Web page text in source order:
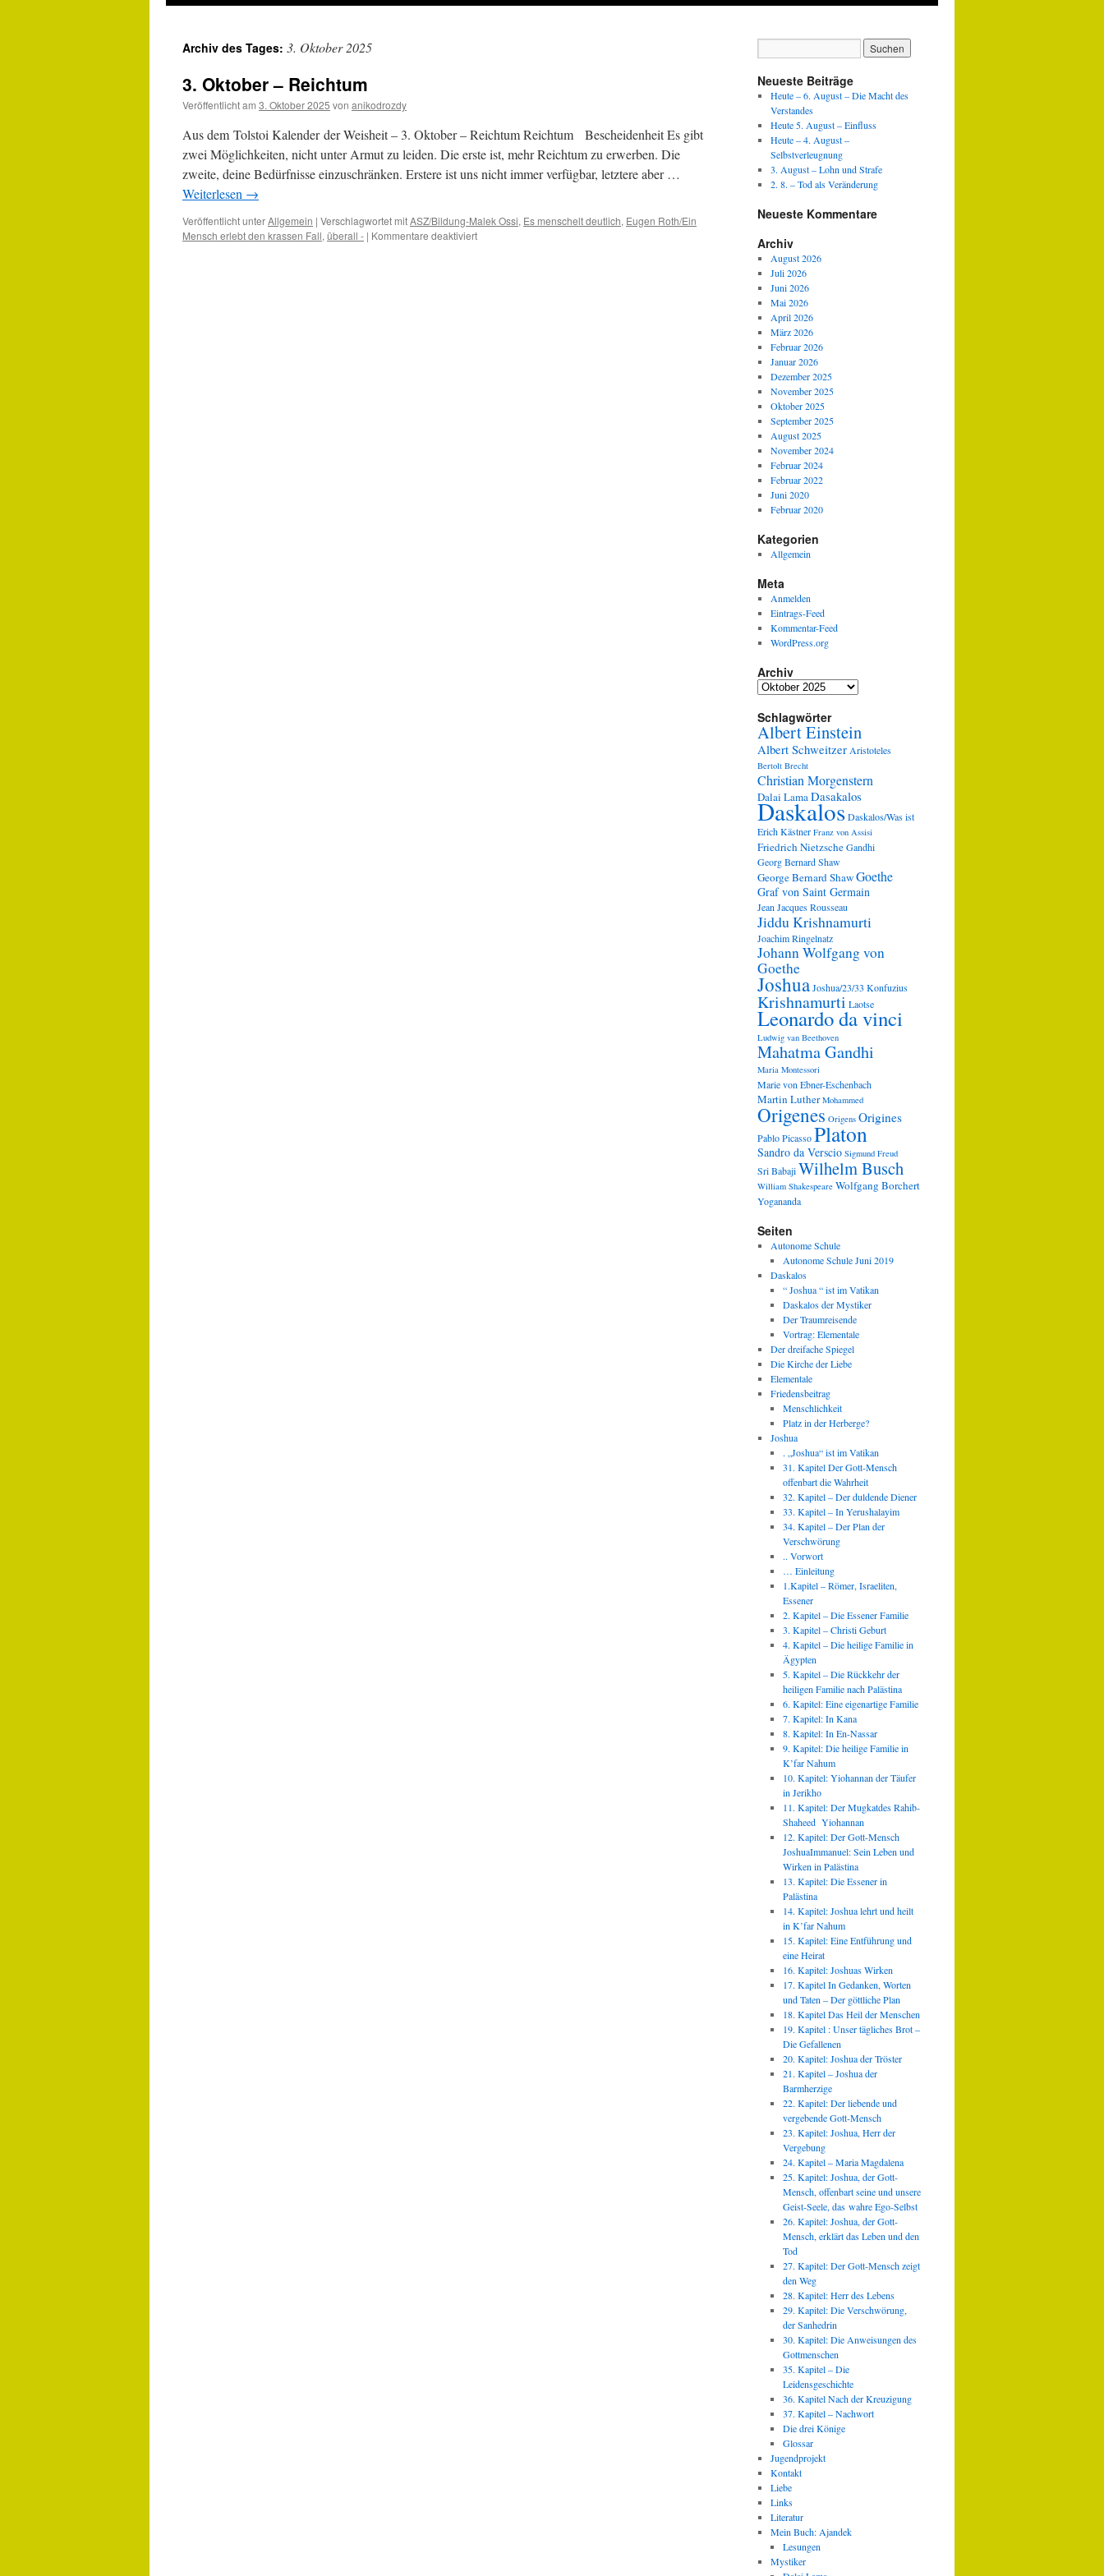
Archiv des Tages: 3. Oktober 2025
3. Oktober – Reichtum
Veröffentlicht am 3. Oktober 2025 von anikodrozdy
Aus dem Tolstoi Kalender der Weisheit – 3. Oktober – Reichtum Reichtum Bescheidenheit Es gibt
zwei Möglichkeiten, nicht unter Armut zu leiden. Die erste ist, mehr Reichtum zu erwerben. Die
zweite, deine Bedürfnisse einzuschränken. Erstere ist uns nicht immer verfügbar, letztere aber …
Weiterlesen →
Veröffentlicht unterAllgemein | Verschlagwortet mitASZ/Bildung-Malek Ossi, Es menschelt deutlich, Eugen Roth/Ein
Mensch erlebt den krassen Fall, überall - | Kommentare deaktiviertfür
Neueste Beiträge
Heute – 6. August – Die Macht des
Verstandes
Heute 5. August – Einfluss
Heute – 4. August –
Selbstverleugnung
3. August – Lohn und Strafe
2. 8. – Tod als Veränderung
Neueste Kommentare
Archiv
August 2026
Juli 2026
Juni 2026
Mai 2026
April 2026
März 2026
Februar 2026
Januar 2026
Dezember 2025
November 2025
Oktober 2025
September 2025
August 2025
November 2024
Februar 2024
Februar 2022
Juni 2020
Februar 2020
Kategorien
Allgemein
Meta
Anmelden
Eintrags-Feed
Kommentar-Feed
WordPress.org
Archiv
Archiv
Schlagwörter
Albert Einstein
Albert Schweitzer Aristoteles
Bertolt Brecht
Christian Morgenstern
Dalai LamaDasakalos
DaskalosDaskalos/Was ist
Erich Kästner Franz von Assisi
Friedrich NietzscheGandhi
Georg Bernard Shaw
George Bernard ShawGoethe
Graf von Saint Germain
Jean Jacques Rousseau
Jiddu Krishnamurti
Joachim Ringelnatz
Johann Wolfgang von
Goethe
JoshuaJoshua/23/33 Konfuzius
Krishnamurti Laotse
Leonardo da vinci
Ludwig van Beethoven
Mahatma Gandhi
Maria Montessori
Marie von Ebner-Eschenbach
Martin Luther Mohammed
Origenes Origens Origines
Pablo PicassoPlaton
Sandro da Verscio Sigmund Freud
Sri BabajiWilhelm Busch
William Shakespeare Wolfgang Borchert
Yogananda
Seiten
Autonome Schule
Autonome Schule Juni 2019
Daskalos
“ Joshua “ ist im Vatikan
Daskalos der Mystiker
Der Traumreisende
Vortrag: Elementale
Der dreifache Spiegel
Die Kirche der Liebe
Elementale
Friedensbeitrag
Menschlichkeit
Platz in der Herberge?
Joshua
. „Joshua“ ist im Vatikan
31. Kapitel Der Gott-Mensch
offenbart die Wahrheit
32. Kapitel – Der duldende Diener
33. Kapitel – In Yerushalayim
34. Kapitel – Der Plan der
Verschwörung
.. Vorwort
… Einleitung
1.Kapitel – Römer, Israeliten,
Essener
2. Kapitel – Die Essener Familie
3. Kapitel – Christi Geburt
4. Kapitel – Die heilige Familie in
Ägypten
5. Kapitel – Die Rückkehr der
heiligen Familie nach Palästina
6. Kapitel: Eine eigenartige Familie
7. Kapitel: In Kana
8. Kapitel: In En-Nassar
9. Kapitel: Die heilige Familie in
K’far Nahum
10. Kapitel: Yiohannan der Täufer
in Jerikho
11. Kapitel: Der Mugkatdes Rahib-
Shaheed Yiohannan
12. Kapitel: Der Gott-Mensch
JoshuaImmanuel: Sein Leben und
Wirken in Palästina
13. Kapitel: Die Essener in
Palästina
14. Kapitel: Joshua lehrt und heilt
in K’far Nahum
15. Kapitel: Eine Entführung und
eine Heirat
16. Kapitel: Joshuas Wirken
17. Kapitel In Gedanken, Worten
und Taten – Der göttliche Plan
18. Kapitel Das Heil der Menschen
19. Kapitel : Unser tägliches Brot –
Die Gefallenen
20. Kapitel: Joshua der Tröster
21. Kapitel – Joshua der
Barmherzige
22. Kapitel: Der liebende und
vergebende Gott-Mensch
23. Kapitel: Joshua, Herr der
Vergebung
24. Kapitel – Maria Magdalena
25. Kapitel: Joshua, der Gott-
Mensch, offenbart seine und unsere
Geist-Seele, das wahre Ego-Selbst
26. Kapitel: Joshua, der Gott-
Mensch, erklärt das Leben und den
Tod
27. Kapitel: Der Gott-Mensch zeigt
den Weg
28. Kapitel: Herr des Lebens
29. Kapitel: Die Verschwörung,
der Sanhedrin
30. Kapitel: Die Anweisungen des
Gottmenschen
35. Kapitel – Die
Leidensgeschichte
36. Kapitel Nach der Kreuzigung
37. Kapitel – Nachwort
Die drei Könige
Glossar
Jugendprojekt
Kontakt
Liebe
Links
Literatur
Mein Buch: Ajandek
Lesungen
Mystiker